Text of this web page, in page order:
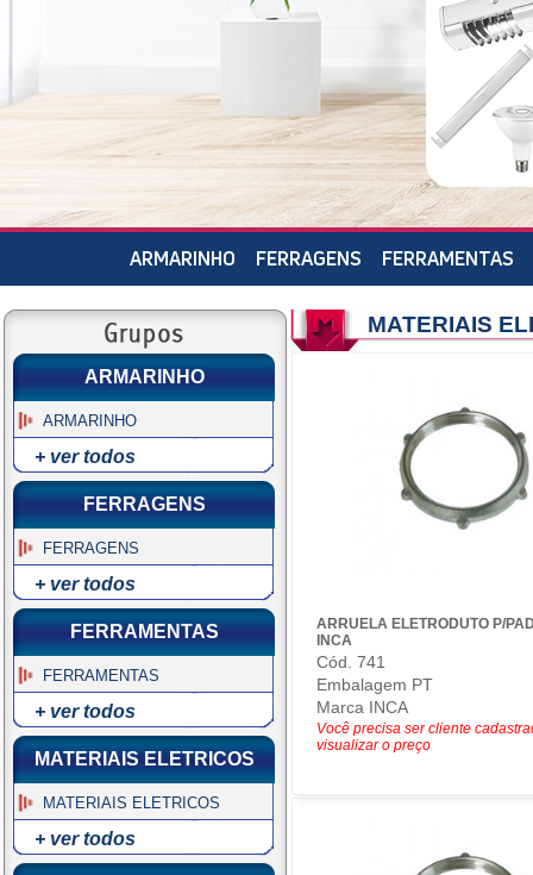
ARMARINHO FERRAGENS FERRAMENTAS
ARMARINHO
ARMARINHO
+ ver todos
FERRAGENS
FERRAGENS
+ ver todos
FERRAMENTAS
FERRAMENTAS
+ ver todos
MATERIAIS ELETRICOS
MATERIAIS ELETRICOS
+ ver todos
MATERIAIS
ARRUELA ELETRODUTO P/
INCA
Cód. 741
Embalagem PT
Marca INCA
Você precisa ser cliente
visualizar o preço